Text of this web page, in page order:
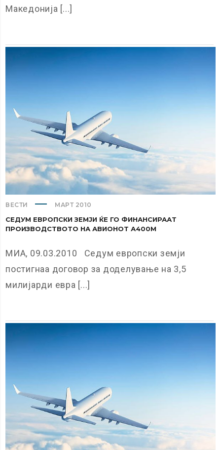
Македонија [...]
ВЕСТИ МАРТ 2010
СЕДУМ ЕВРОПСКИ ЗЕМЈИ ЌЕ ГО ФИНАНСИРААТ
ПРОИЗВОДСТВОТО НА АВИОНОТ А400М
МИА, 09.03.2010 Седум европски земји
постигнаа договор за доделување на 3,5
милијарди евра [...]